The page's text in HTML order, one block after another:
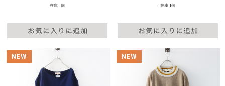
在庫 1個 在庫 1個